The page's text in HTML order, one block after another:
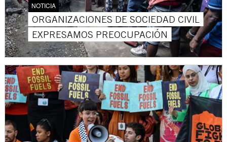
NOTICIA
ORGANIZACIONES DE SOCIEDAD CIVIL
EXPRESAMOS PREOCUPACIÓN